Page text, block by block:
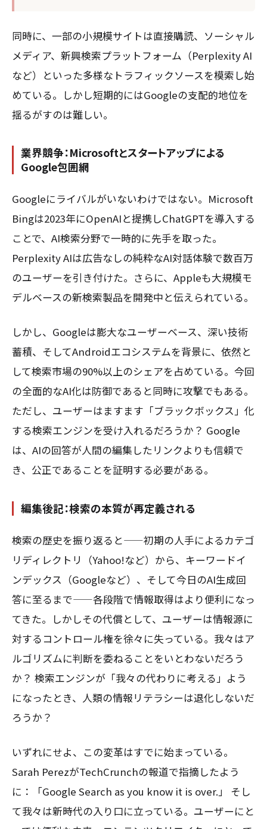
同時に、一部の小規模サイトは直接購読、ソーシャル
メディア、新興検索プラットフォーム（Perplexity AI
など）といった多様なトラフィックソースを模索し始
めている。しかし短期的にはGoogleの支配的地位を
揺るがすのは難しい。
業界競争：Microsoftとスタートアップによる
Google包囲網
Googleにライバルがいないわけではない。Microsoft
Bingは2023年にOpenAIと提携しChatGPTを導入する
ことで、AI検索分野で一時的に先手を取った。
Perplexity AIは広告なしの純粋なAI対話体験で数百万
のユーザーを引き付けた。さらに、Appleも大規模モ
デルベースの新検索製品を開発中と伝えられている。
しかし、Googleは膨大なユーザーベース、深い技術
蓄積、そしてAndroidエコシステムを背景に、依然と
して検索市場の90%以上のシェアを占めている。今回
の全面的なAI化は防御であると同時に攻撃でもある。
ただし、ユーザーはますます「ブラックボックス」化
する検索エンジンを受け入れるだろうか？ Google
は、AIの回答が人間の編集したリンクよりも信頼で
き、公正であることを証明する必要がある。
編集後記：検索の本質が再定義される
検索の歴史を振り返ると——初期の人手によるカテゴ
リディレクトリ（Yahoo!など）から、キーワードイ
ンデックス（Googleなど）、そして今日のAI生成回
答に至るまで——各段階で情報取得はより便利になっ
てきた。しかしその代償として、ユーザーは情報源に
対するコントロール権を徐々に失っている。我々はア
ルゴリズムに判断を委ねることをいとわないだろう
か？ 検索エンジンが「我々の代わりに考える」よう
になったとき、人類の情報リテラシーは退化しないだ
ろうか？
いずれにせよ、この変革はすでに始まっている。
Sarah PerezがTechCrunchの報道で指摘したよう
に：「Google Search as you know it is over.」 そし
て我々は新時代の入り口に立っている。ユーザーにと